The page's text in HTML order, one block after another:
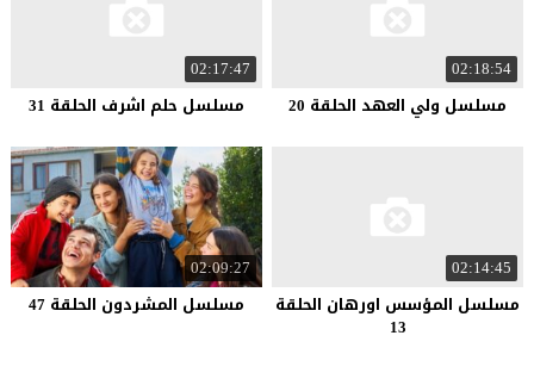
02:18:54
مسلسل ولي العهد الحلقة 20
02:17:47
مسلسل حلم اشرف الحلقة 31
02:14:45
مسلسل المؤسس اورهان الحلقة
13
02:09:27
مسلسل المشردون الحلقة 47